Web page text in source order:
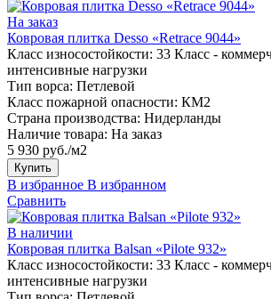
На заказ
Ковровая плитка Desso «Retrace 9044»
Класс износостойкости: 33 Класс -
интенсивные нагрузки
Тип ворса: Петлевой
Класс пожарной опасности: КМ2
Страна производства: Нидерланды
Наличие товара: На заказ
5 930 руб./м2
Купить
В избранное В избранном
Сравнить
В наличии
Ковровая плитка Balsan «Pilote 932»
Класс износостойкости: 33 Класс -
интенсивные нагрузки